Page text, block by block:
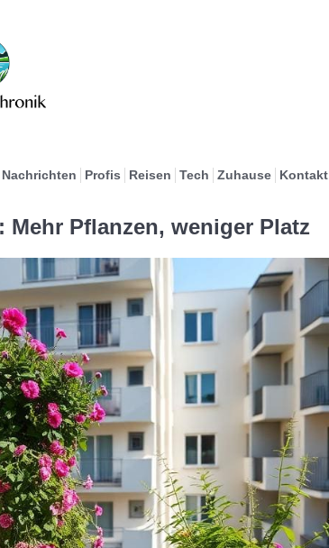
Nachrichten Profis Reisen Tech Zuhause Kontakt
Pflanzen, weniger Platz